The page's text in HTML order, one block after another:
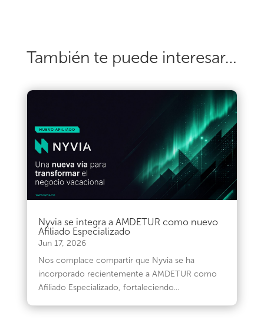
También te puede interesar…
Nyvia se integra a AMDETUR como nuevo
Afiliado Especializado
Jun 17, 2026
Nos complace compartir que Nyvia se ha
incorporado recientemente a AMDETUR como
Afiliado Especializado, fortaleciendo...